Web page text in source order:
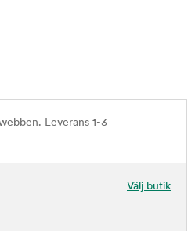
Leverans 1-3
Välj butik